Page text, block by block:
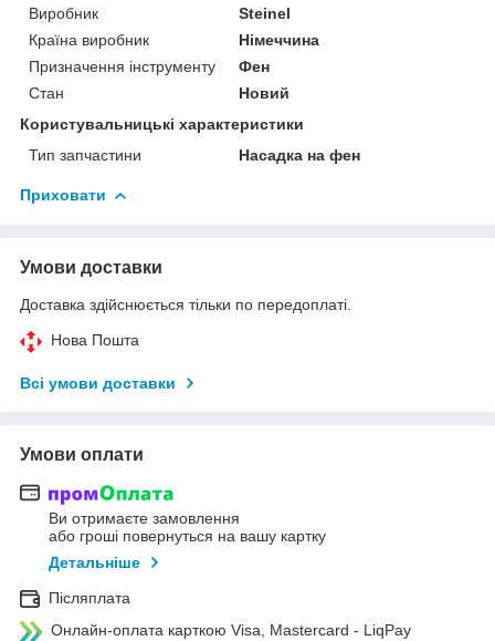
Виробник
Steinel
Країна виробник
Німеччина
Призначення інструменту
Фен
Стан
Новий
Користувальницькі характеристики
Тип запчастини
Насадка на фен
Приховати
Умови доставки
Доставка здійснюється тільки по передоплаті.
Нова Пошта
Всі умови доставки
Умови оплати
Ви отримаєте замовлення
або гроші повернуться на вашу картку
Детальніше
Післяплата
Онлайн-оплата карткою Visa, Mastercard - LiqPay